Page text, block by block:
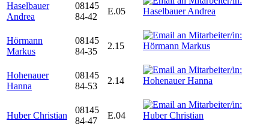
Haselbauer
Andrea
08145
84-42
E.05
Hörmann
Markus
08145
84-35
2.15
Hohenauer
Hanna
08145
84-53
2.14
Huber Christian
08145
84-47
E.04